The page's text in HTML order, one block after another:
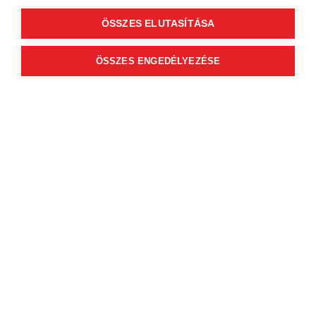
ÖSSZES ELUTASÍTÁSA
ÖSSZES ENGEDÉLYEZÉSE
Szolgáltatások
Az időpontok megjelenéséhez
válassz szakterületet és szolgáltatást